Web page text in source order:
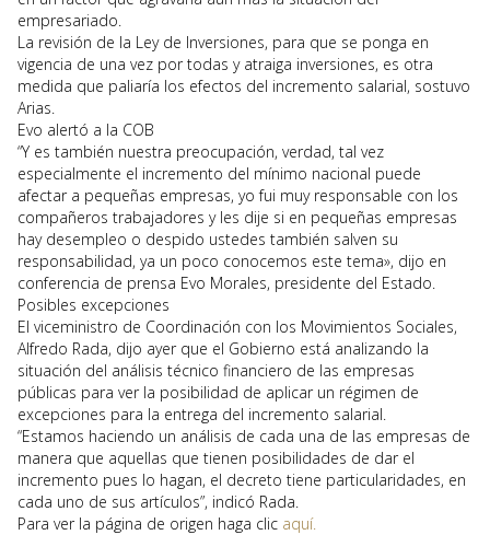
empresariado.
La revisión de la Ley de Inversiones, para que se ponga en
vigencia de una vez por todas y atraiga inversiones, es otra
medida que paliaría los efectos del incremento salarial, sostuvo
Arias.
Evo alertó a la COB
“Y es también nuestra preocupación, verdad, tal vez
especialmente el incremento del mínimo nacional puede
afectar a pequeñas empresas, yo fui muy responsable con los
compañeros trabajadores y les dije si en pequeñas empresas
hay desempleo o despido ustedes también salven su
responsabilidad, ya un poco conocemos este tema», dijo en
conferencia de prensa Evo Morales, presidente del Estado.
Posibles excepciones
El viceministro de Coordinación con los Movimientos Sociales,
Alfredo Rada, dijo ayer que el Gobierno está analizando la
situación del análisis técnico financiero de las empresas
públicas para ver la posibilidad de aplicar un régimen de
excepciones para la entrega del incremento salarial.
“Estamos haciendo un análisis de cada una de las empresas de
manera que aquellas que tienen posibilidades de dar el
incremento pues lo hagan, el decreto tiene particularidades, en
cada uno de sus artículos”, indicó Rada.
Para ver la página de origen haga clic aquí.